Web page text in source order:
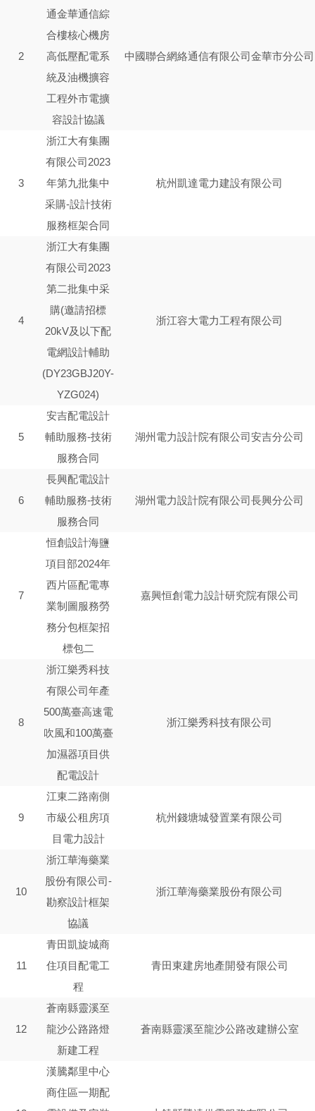
2
通金華通信綜
合樓核心機房
高低壓配電系
統及油機擴容
工程外市電擴
容設計協議
中國聯合網絡通信有限公司金華市分公司
3
浙江大有集團
有限公司2023
年第九批集中
采購-設計技術
服務框架合同
杭州凱達電力建設有限公司
4
浙江大有集團
有限公司2023
第二批集中采
購(邀請招標
20kV及以下配
電網設計輔助
(DY23GBJ20Y-
YZG024)
浙江容大電力工程有限公司
5
安吉配電設計
輔助服務-技術
服務合同
湖州電力設計院有限公司安吉分公司
6
長興配電設計
輔助服務-技術
服務合同
湖州電力設計院有限公司長興分公司
7
恒創設計海鹽
項目部2024年
西片區配電專
業制圖服務勞
務分包框架招
標包二
嘉興恒創電力設計研究院有限公司
8
浙江樂秀科技
有限公司年產
500萬臺高速電
吹風和100萬臺
加濕器項目供
配電設計
浙江樂秀科技有限公司
9
江東二路南側
市級公租房項
目電力設計
杭州錢塘城發置業有限公司
10
浙江華海藥業
股份有限公司-
勘察設計框架
協議
浙江華海藥業股份有限公司
11
青田凱旋城商
住項目配電工
程
青田東建房地產開發有限公司
12
蒼南縣靈溪至
龍沙公路路燈
新建工程
蒼南縣靈溪至龍沙公路改建辦公室
漢騰鄰里中心
商住區一期配